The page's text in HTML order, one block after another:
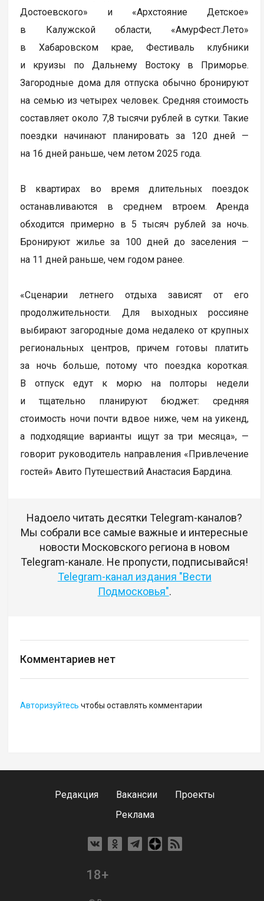
Достоевского» и «Архстояние Детское»
в Калужской области, «АмурФест.Лето»
в Хабаровском крае, Фестиваль клубники
и круизы по Дальнему Востоку в Приморье.
Загородные дома для отпуска обычно бронируют
на семью из четырех человек. Средняя стоимость
составляет около 7,8 тысячи рублей в сутки. Такие
поездки начинают планировать за 120 дней —
на 16 дней раньше, чем летом 2025 года.
В квартирах во время длительных поездок
останавливаются в среднем втроем. Аренда
обходится примерно в 5 тысяч рублей за ночь.
Бронируют жилье за 100 дней до заселения —
на 11 дней раньше, чем годом ранее.
«Сценарии летнего отдыха зависят от его
продолжительности. Для выходных россияне
выбирают загородные дома недалеко от крупных
региональных центров, причем готовы платить
за ночь больше, потому что поездка короткая.
В отпуск едут к морю на полторы недели
и тщательно планируют бюджет: средняя
стоимость ночи почти вдвое ниже, чем на уикенд,
а подходящие варианты ищут за три месяца», —
говорит руководитель направления «Привлечение
гостей» Авито Путешествий Анастасия Бардина.
Надоело читать десятки Telegram-каналов?
Мы собрали все самые важные и интересные
новости Московского региона в новом
Telegram-канале. Не пропусти, подписывайся!
Telegram-канал издания "Вести
Подмосковья".
Комментариев нет
Авторизуйтесь чтобы оставлять комментарии
Редакция Вакансии
Проекты
Реклама
18+